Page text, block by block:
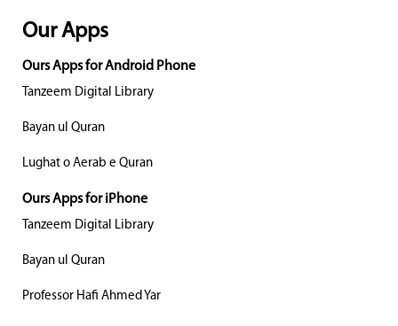
Our Apps
Ours Apps for Android Phone
Tanzeem Digital Library
Bayan ul Quran
Lughat o Aerab e Quran
Ours Apps for iPhone
Tanzeem Digital Library
Bayan ul Quran
Professor Hafi Ahmed Yar